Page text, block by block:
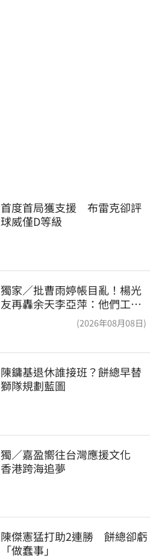
首度首局獲支援　布雷克卻評
球威僅D等級
獨家／批曹雨婷帳目亂！楊光
友再轟余天李亞萍：他們工會
(2026年08月08日)
陳鏞基退休誰接班？餅總早替
獅隊規劃藍圖
獨／嘉盈嚮往台灣應援文化
香港跨海追夢
陳傑憲猛打助2連勝　餅總卻虧
「做蠢事」